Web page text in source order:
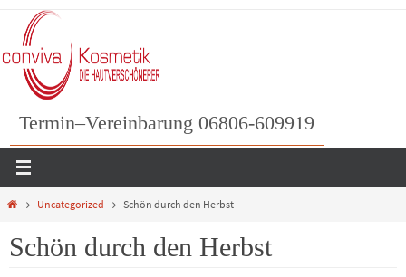
Inhalt
springen
Termin–Vereinbarung 06806-609919
HomeUncategorized Schön durch den Herbst
Schön durch den Herbst